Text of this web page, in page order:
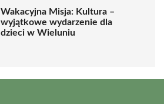
Wakacyjna Misja: Kultura –
wyjątkowe wydarzenie dla
dzieci w Wieluniu